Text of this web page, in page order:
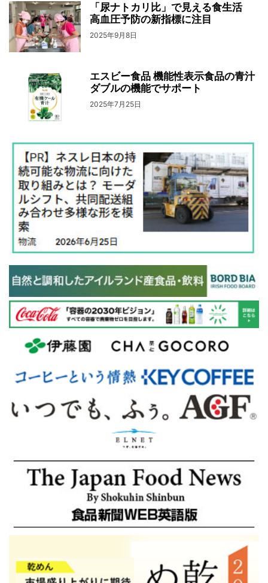
「尿ナトカリ比」で見える食生活
高血圧予防の新指標に注目
2025年9月8日
エスビー食品 機能性表示食品の青汁
ダブルの機能でサポート
2025年7月25日